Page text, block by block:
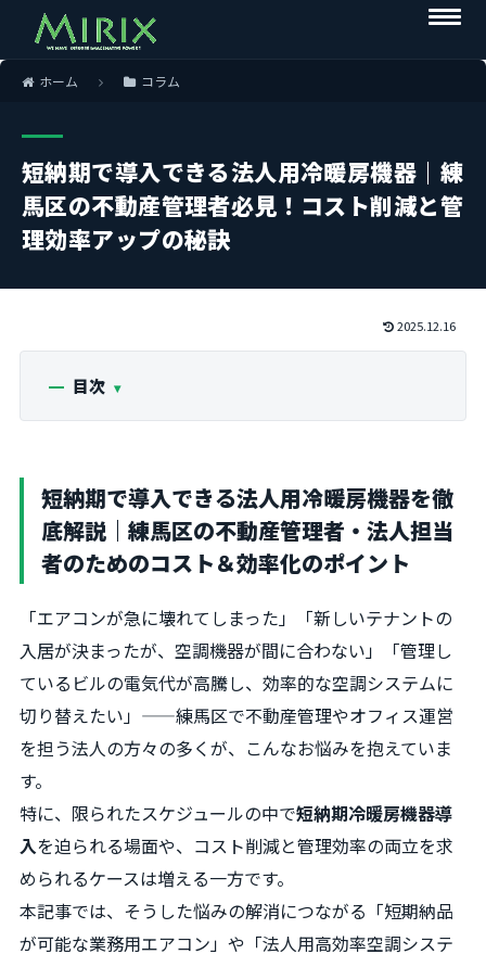
ホーム コラム
短納期で導入できる法人用冷暖房機器｜練
馬区の不動産管理者必見！コスト削減と管
理効率アップの秘訣
2025.12.16
目次
短納期で導入できる法人用冷暖房機器を徹
底解説｜練馬区の不動産管理者・法人担当
者のためのコスト＆効率化のポイント
「エアコンが急に壊れてしまった」「新しいテナントの
入居が決まったが、空調機器が間に合わない」「管理し
ているビルの電気代が高騰し、効率的な空調システムに
切り替えたい」——練馬区で不動産管理やオフィス運営
を担う法人の方々の多くが、こんなお悩みを抱えていま
す。
特に、限られたスケジュールの中で短納期冷暖房機器導
入を迫られる場面や、コスト削減と管理効率の両立を求
められるケースは増える一方です。
本記事では、そうした悩みの解消につながる「短期納品
が可能な業務用エアコン」や「法人用高効率空調システ